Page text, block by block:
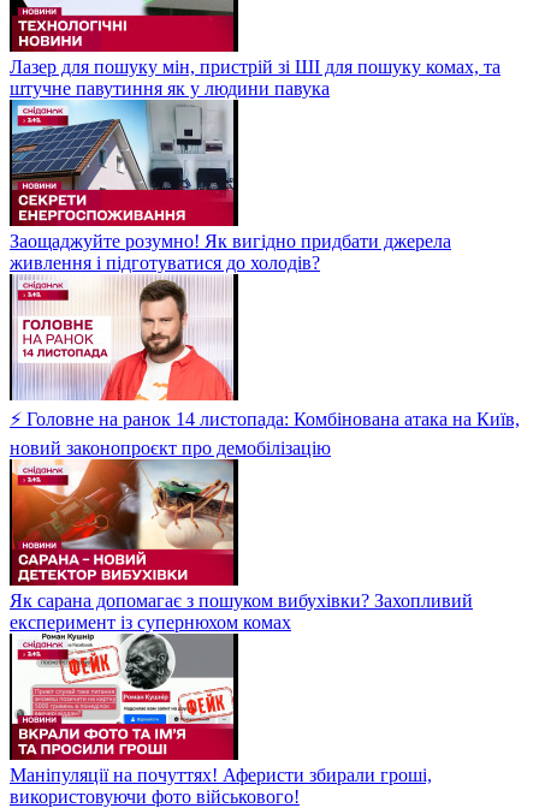
Лазер для пошуку мін, пристрій зі ШІ для пошуку комах, та
штучне павутиння як у людини павука
Заощаджуйте розумно! Як вигідно придбати джерела
живлення і підготуватися до холодів?
⚡ Головне на ранок 14 листопада: Комбінована атака на Київ,
новий законопроєкт про демобілізацію
Як сарана допомагає з пошуком вибухівки? Захопливий
експеримент із супернюхом комах
Маніпуляції на почуттях! Аферисти збирали гроші,
використовуючи фото військового!